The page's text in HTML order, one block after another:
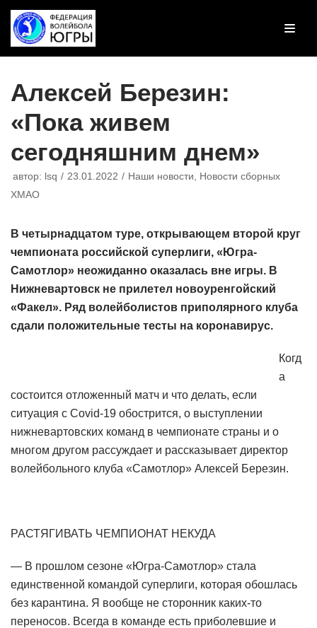
Перейти
к
Алексей Березин:
«Пока живем
сегодняшним днем»
автор: lsq 23.01.2022 Наши новости
Новости сборных
ХМАО
В четырнадцатом туре, открывающем второй круг
чемпионата российской суперлиги, «Югра-
Самотлор» неожиданно оказалась вне игры. В
Нижневартовск не прилетел новоуренгойский
«Факел». Ряд волейболистов приполярного клуба
сдали положительные тесты на коронавирус.
Когд
а
состоится отложенный матч и что делать, если
ситуация с Covid-19 обострится, о выступлении
нижневартовских команд в чемпионате страны и о
многом другом рассуждает и рассказывает директор
волейбольного клуба «Самотлор» Алексей Березин.
РАСТЯГИВАТЬ ЧЕМПИОНАТ НЕКУДА
— В прошлом сезоне «Югра-Самотлор» стала
единственной командой суперлиги, которая обошлась
без карантина. Я вообще не сторонник каких-то
переносов. Всегда в команде есть приболевшие и